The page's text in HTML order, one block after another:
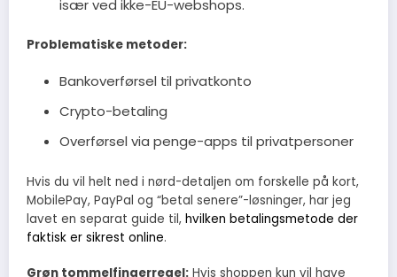
især ved ikke-EU-webshops.
Problematiske metoder:
Bankoverførsel til privatkonto
Crypto-betaling
Overførsel via penge-apps til privatpersoner
Hvis du vil helt ned i nørd-detaljen om forskelle på kort,
MobilePay, PayPal og “betal senere”-løsninger, har jeg
lavet en separat guide til, hvilken betalingsmetode der
faktisk er sikrest online.
Grøn tommelfingerregel: Hvis shoppen kun vil have